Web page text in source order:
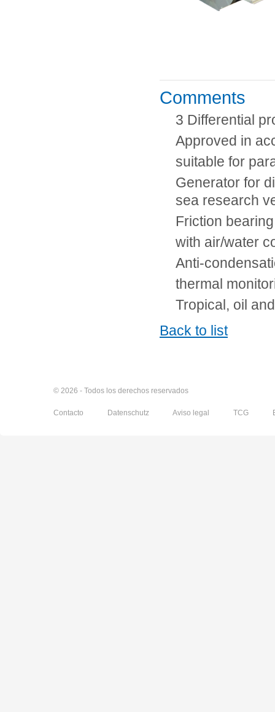
Comments
3 Differential
Approved in
suitable for
Generator for
sea research
Friction bearing
with air/water
Anti-
thermal
Tropical, oil
Back to list
© 2026 - Todos los derechos reservados
Contacto Datenschutz Aviso legal TCG